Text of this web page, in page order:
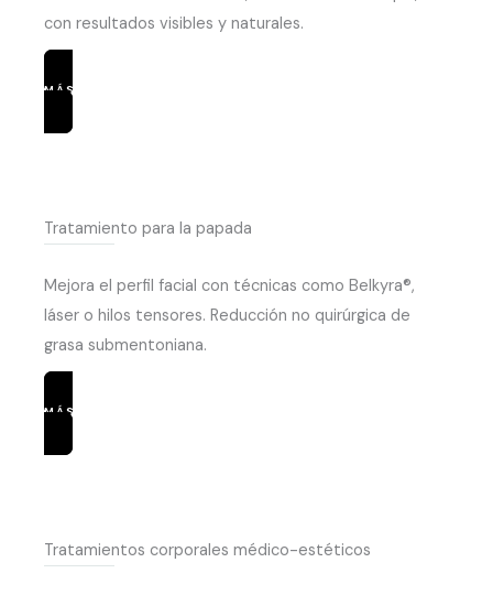
con resultados visibles y naturales.
MÁS INFORMACIÓN
Tratamiento para la papada
Mejora el perfil facial con técnicas como Belkyra®,
láser o hilos tensores. Reducción no quirúrgica de
grasa submentoniana.
MÁS INFORMACIÓN
Tratamientos corporales médico-estéticos